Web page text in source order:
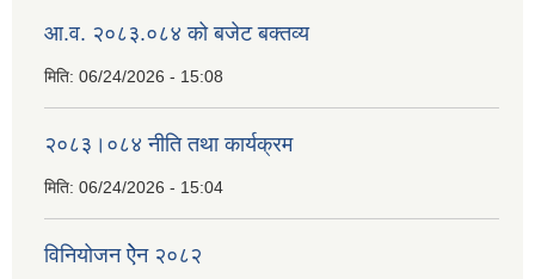
आ.व. २०८३.०८४ को बजेट बक्तव्य
मिति: 06/24/2026 - 15:08
२०८३।०८४ नीति तथा कार्यक्रम
मिति: 06/24/2026 - 15:04
विनियोजन ऐेन २०८२